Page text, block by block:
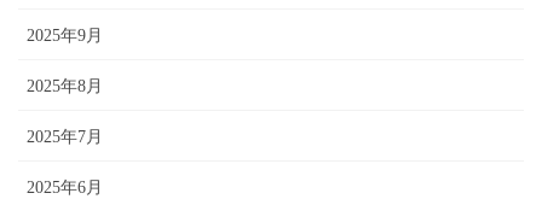
2025年9月
2025年8月
2025年7月
2025年6月